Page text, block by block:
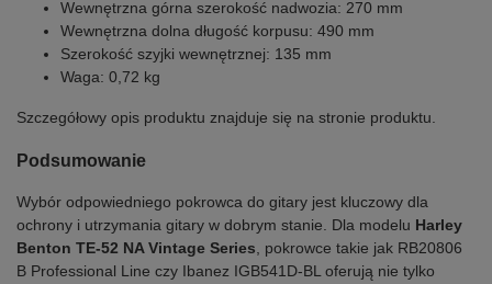
Wewnętrzna górna szerokość nadwozia: 270 mm
Wewnętrzna dolna długość korpusu: 490 mm
Szerokość szyjki wewnętrznej: 135 mm
Waga: 0,72 kg
Szczegółowy opis produktu znajduje się na stronie produktu.
Podsumowanie
Wybór odpowiedniego pokrowca do gitary jest kluczowy dla
ochrony i utrzymania gitary w dobrym stanie. Dla modelu Harley
Benton TE-52 NA Vintage Series , pokrowce takie jak RB20806
B Professional Line czy Ibanez IGB541D-BL oferują nie tylko